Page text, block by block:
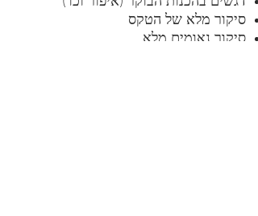
סיקור מלא של הטקס
סיקור נאומים מלא